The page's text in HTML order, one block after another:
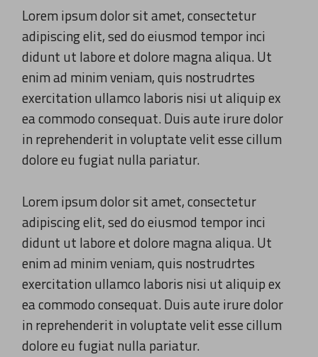
Lorem ipsum dolor sit amet, consectetur
adipiscing elit, sed do eiusmod tempor inci
didunt ut labore et dolore magna aliqua. Ut
enim ad minim veniam, quis nostrudrtes
exercitation ullamco laboris nisi ut aliquip ex
ea commodo consequat. Duis aute irure dolor
in reprehenderit in voluptate velit esse cillum
dolore eu fugiat nulla pariatur.
Lorem ipsum dolor sit amet, consectetur
adipiscing elit, sed do eiusmod tempor inci
didunt ut labore et dolore magna aliqua. Ut
enim ad minim veniam, quis nostrudrtes
exercitation ullamco laboris nisi ut aliquip ex
ea commodo consequat. Duis aute irure dolor
in reprehenderit in voluptate velit esse cillum
dolore eu fugiat nulla pariatur.